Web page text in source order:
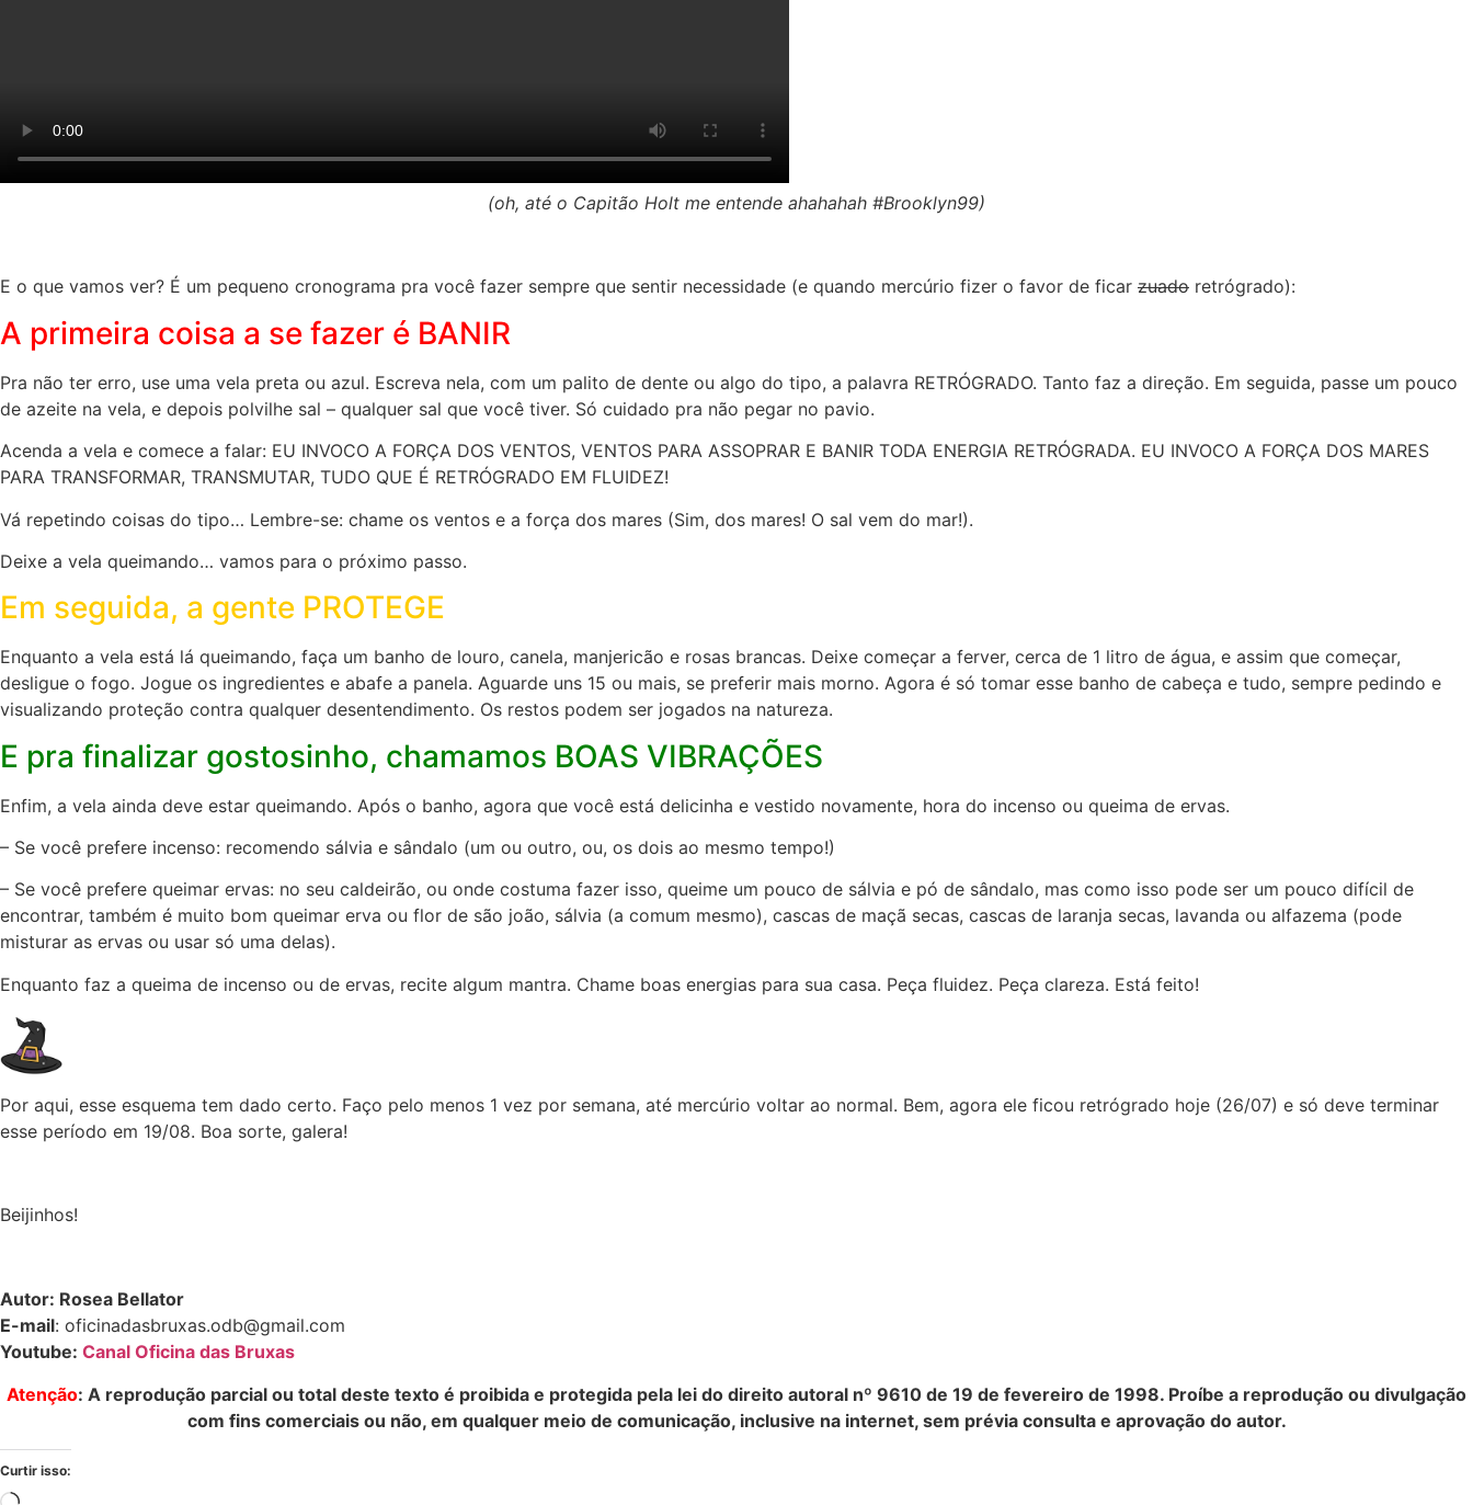
(oh, até o Capitão Holt me entende ahahahah #Brooklyn99)
E o que vamos ver? É um pequeno cronograma pra você fazer sempre que sentir necessidade (e quando mercúrio fizer o favor de ficar zuado retrógrado):
A primeira coisa a se fazer é BANIR
Pra não ter erro, use uma vela preta ou azul. Escreva nela, com um palito de dente ou algo do tipo, a palavra RETRÓGRADO. Tanto faz a direção. Em seguida, passe um pouco
de azeite na vela, e depois polvilhe sal – qualquer sal que você tiver. Só cuidado pra não pegar no pavio.
Acenda a vela e comece a falar: EU INVOCO A FORÇA DOS VENTOS, VENTOS PARA ASSOPRAR E BANIR TODA ENERGIA RETRÓGRADA. EU INVOCO A FORÇA DOS MARES
PARA TRANSFORMAR, TRANSMUTAR, TUDO QUE É RETRÓGRADO EM FLUIDEZ!
Vá repetindo coisas do tipo… Lembre-se: chame os ventos e a força dos mares (Sim, dos mares! O sal vem do mar!).
Deixe a vela queimando… vamos para o próximo passo.
Em seguida, a gente PROTEGE
Enquanto a vela está lá queimando, faça um banho de louro, canela, manjericão e rosas brancas. Deixe começar a ferver, cerca de 1 litro de água, e assim que começar,
desligue o fogo. Jogue os ingredientes e abafe a panela. Aguarde uns 15 ou mais, se preferir mais morno. Agora é só tomar esse banho de cabeça e tudo, sempre pedindo e
visualizando proteção contra qualquer desentendimento. Os restos podem ser jogados na natureza.
E pra finalizar gostosinho, chamamos BOAS VIBRAÇÕES
Enfim, a vela ainda deve estar queimando. Após o banho, agora que você está delicinha e vestido novamente, hora do incenso ou queima de ervas.
– Se você prefere incenso: recomendo sálvia e sândalo (um ou outro, ou, os dois ao mesmo tempo!)
– Se você prefere queimar ervas: no seu caldeirão, ou onde costuma fazer isso, queime um pouco de sálvia e pó de sândalo, mas como isso pode ser um pouco difícil de
encontrar, também é muito bom queimar erva ou flor de são joão, sálvia (a comum mesmo), cascas de maçã secas, cascas de laranja secas, lavanda ou alfazema (pode
misturar as ervas ou usar só uma delas).
Enquanto faz a queima de incenso ou de ervas, recite algum mantra. Chame boas energias para sua casa. Peça fluidez. Peça clareza. Está feito!
Por aqui, esse esquema tem dado certo. Faço pelo menos 1 vez por semana, até mercúrio voltar ao normal. Bem, agora ele ficou retrógrado hoje (26/07) e só deve terminar
esse período em 19/08. Boa sorte, galera!
Beijinhos!
Autor: Rosea Bellator
E-mail: oficinadasbruxas.odb@gmail.com
Youtube: Canal Oficina das Bruxas
Atenção: A reprodução parcial ou total deste texto é proibida e protegida pela lei do direito autoral nº 9610 de 19 de fevereiro de 1998. Proíbe a reprodução ou divulgação
com fins comerciais ou não, em qualquer meio de comunicação, inclusive na internet, sem prévia consulta e aprovação do autor.
Curtir isso: